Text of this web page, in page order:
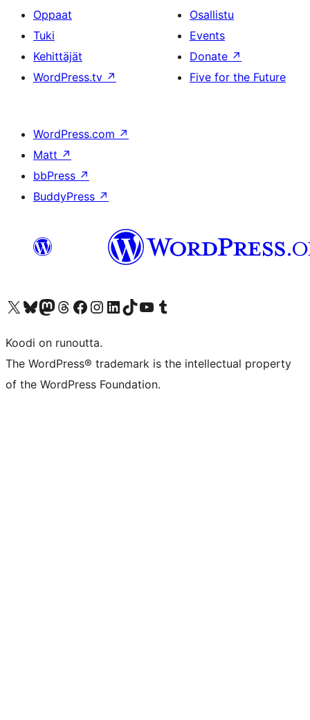
Oppaat
Tuki
Kehittäjät
WordPress.tv ↗
Osallistu
Events
Donate ↗
Five for the Future
WordPress.com ↗
Matt ↗
bbPress ↗
BuddyPress ↗
Visit our X (formerly Twitter) account
Visit our Bluesky account
Visit our Mastodon account
Visit our Threads account
Visit our Facebook page
Visit our Instagram account
Visit our LinkedIn account
Visit our TikTok account
Näytä YouTube-kanava
Visit our Tumblr account
Koodi on runoutta.
The WordPress® trademark is the intellectual property
of the WordPress Foundation.